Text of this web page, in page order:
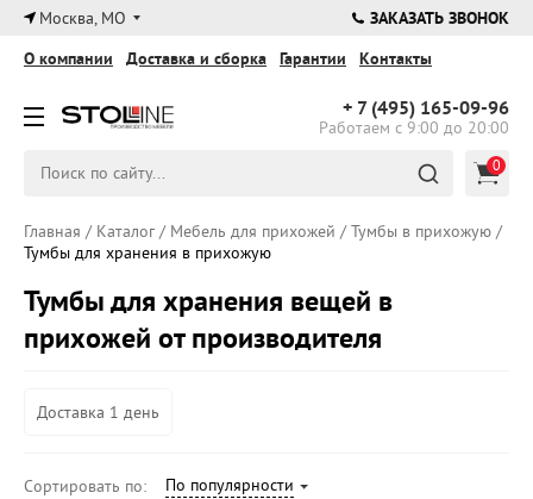
×
Москва, МО ЗАКАЗАТЬ ЗВОНОК
+ 7 (495) 165-09-96
Работаем с 9:00 до 20:00
О компании Доставка и сборка Гарантии Контакты
0
Главная / Каталог/ Мебель для прихожей /Тумбы в прихожую /
Тумбы для хранения в прихожую
Тумбы для хранения вещей в
прихожей от производителя
Доставка 1 день
Сортировать по: По популярности